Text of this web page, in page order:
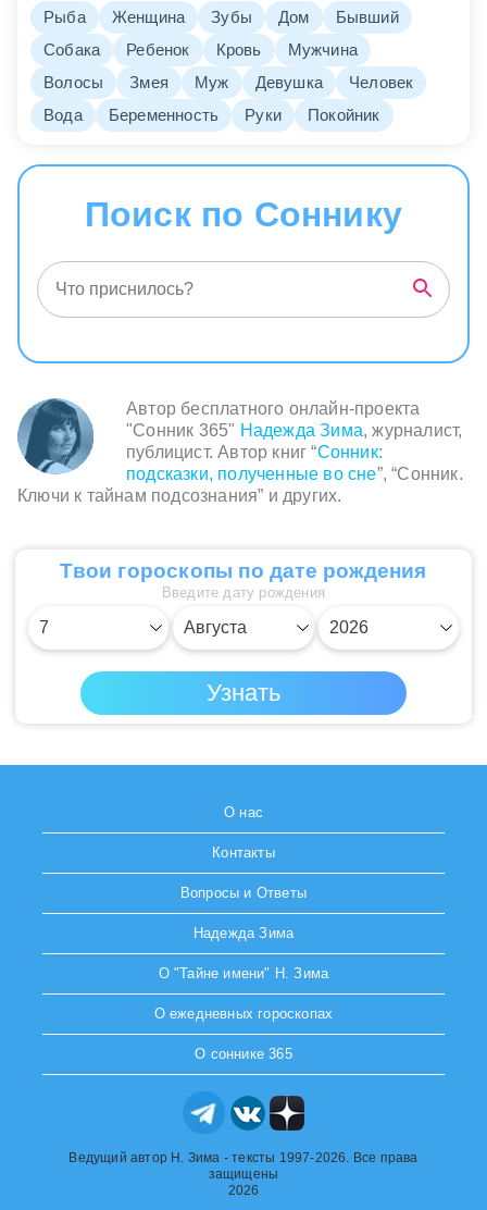
Рыба Женщина Зубы Дом
Бывший
Собака
Ребенок Кровь
Мужчина
Волосы
Змея Муж Девушка
Человек
Вода
Беременность Руки Покойник
Поиск по Соннику
Автор бесплатного онлайн-проекта
"Сонник 365" Надежда Зима, журналист,
публицист. Автор книг “Сонник:
подсказки, полученные во сне”, “Сонник.
Ключи к тайнам подсознания” и других.
Твои гороскопы по дате рождения
Введите дату рождения
О нас
Контакты
Вопросы и Ответы
Надежда Зима
О "Тайне имени" Н. Зима
О ежедневных гороскопах
О соннике 365
Ведущий автор Н. Зима - тексты 1997-2026. Все права
защищены
2026